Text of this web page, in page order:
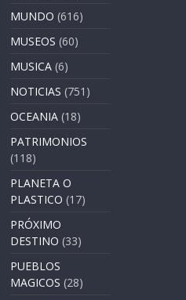
MUNDO (616)
MUSEOS (60)
MUSICA (6)
NOTICIAS (751)
OCEANIA (18)
PATRIMONIOS
(118)
PLANETA O
PLASTICO (17)
PRÓXIMO
DESTINO (33)
PUEBLOS
MAGICOS (28)